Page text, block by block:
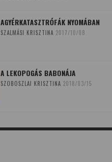
AGYÉRKATASZTRÓFÁK NYOMÁBAN
SZALMÁSI KRISZTINA 2017/10/08
A LEKOPOGÁS BABONÁJA
SZOBOSZLAI KRISZTINA 2018/03/15